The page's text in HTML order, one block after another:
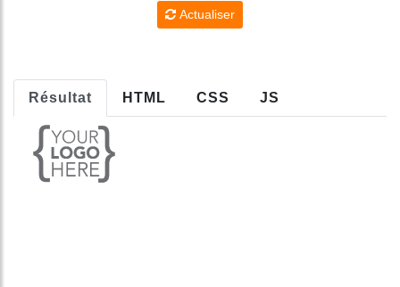
Actualiser
Résultat HTML CSS JS